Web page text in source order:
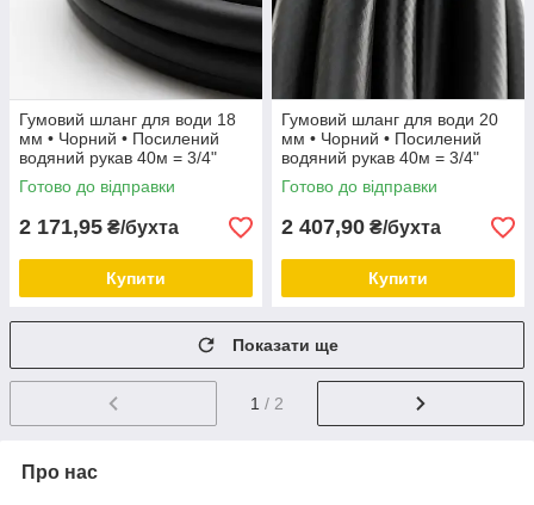
Гумовий шланг для води 18
мм • Чорний • Посилений
водяний рукав 40м = 3/4"
Готово до відправки
2 171,95 ₴/бухта
Купити
Гумовий шланг для води 20
мм • Чорний • Посилений
водяний рукав 40м = 3/4"
Готово до відправки
2 407,90 ₴/бухта
Купити
Показати ще
1 / 2
Про нас